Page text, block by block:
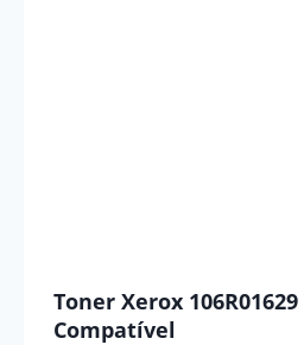
Toner Xerox
Compatível